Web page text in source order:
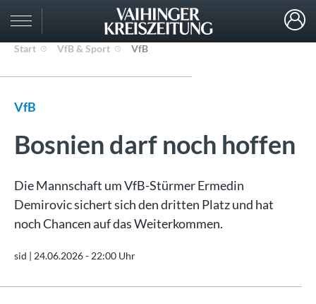
Start VfB & Sport VfB
VfB
Bosnien darf noch hoffen
Die Mannschaft um VfB-Stürmer Ermedin
Demirovic sichert sich den dritten Platz und hat
noch Chancen auf das Weiterkommen.
sid | 24.06.2026 - 22:00 Uhr